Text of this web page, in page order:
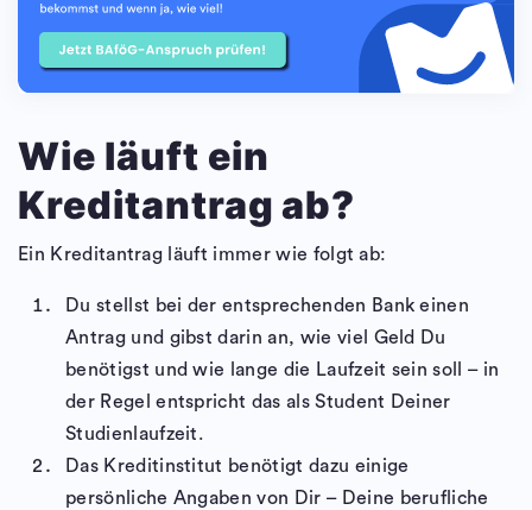
Wie läuft ein
Kreditantrag ab?
Ein Kreditantrag läuft immer wie folgt ab:
Du stellst bei der entsprechenden Bank einen
Antrag und gibst darin an, wie viel Geld Du
benötigst und wie lange die Laufzeit sein soll – in
der Regel entspricht das als Student Deiner
Studienlaufzeit.
Das Kreditinstitut benötigt dazu einige
persönliche Angaben von Dir – Deine berufliche